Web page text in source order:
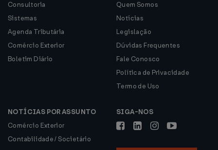
Consultoria
Sistemas
Agenda Tributária
Comércio Exterior
Boletim Diário
Quem Somos
Notícias
Legislação
Dúvidas Frequentes
Fale Conosco
Política de Privacidade
Termo de Uso
NOTÍCIAS POR ASSUNTO
Comércio Exterior
Contabilidade / Societário
SIGA-NOS